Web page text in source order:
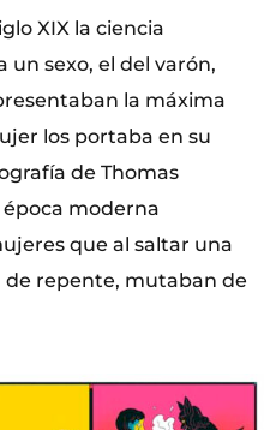
XIX la ciencia
un sexo, el del varón,
la máxima
los portaba en su
de Thomas
moderna
que al saltar una
repente, mutaban de